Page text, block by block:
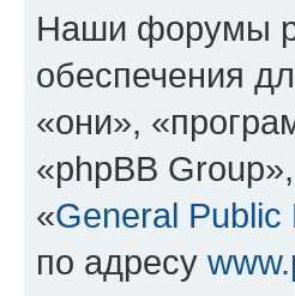
Наши форумы
обеспечения
«они»,
«phpBB
«General Public
по адресу